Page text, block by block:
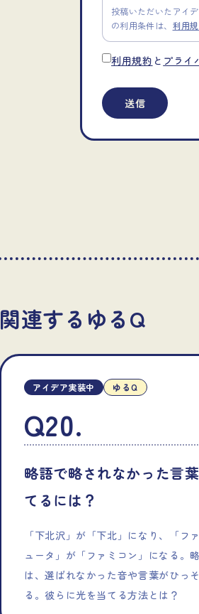
投稿いただいたアイ
の利用条件は、 利用
利用規約 と プライ
送信
関連するゆるQ
アイデア実装中 ゆるQ
Q20.
略語で略されなかった言
てるには？
「下北沢」が「下北」になり、「フ
ュータ」が「ファミコン」になる。
は、選ばれなかった音や言葉がひっ
る。彼らに光を当てる方法とは？